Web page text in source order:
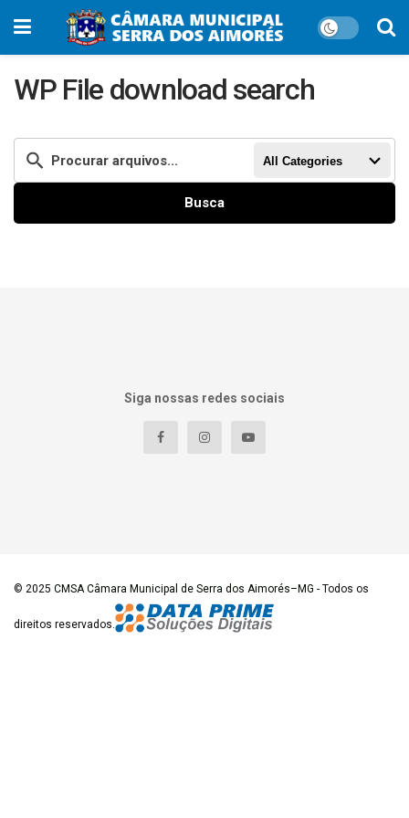
WP File download search
All Categories
Busca
Siga nossas redes sociais
© 2025 CMSA Câmara Municipal de Serra dos Aimorés–MG - Todos os
direitos reservados.